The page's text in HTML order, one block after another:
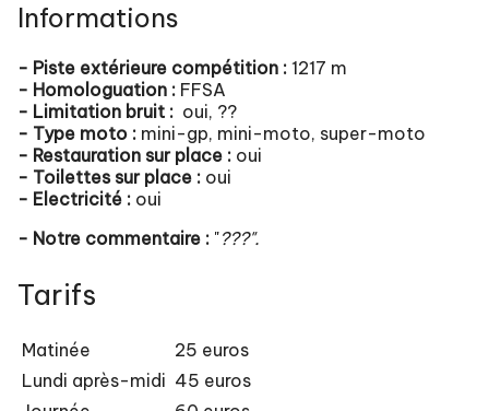
Informations
- Piste extérieure compétition : 1217 m
- Homologuation : FFSA
- Limitation bruit : oui, ??
- Type moto : mini-gp, mini-moto, super-moto
- Restauration sur place : oui
- Toilettes sur place : oui
- Electricité : oui
- Notre commentaire : "???".
Tarifs
Matinée
25 euros
Lundi après-midi 45 euros